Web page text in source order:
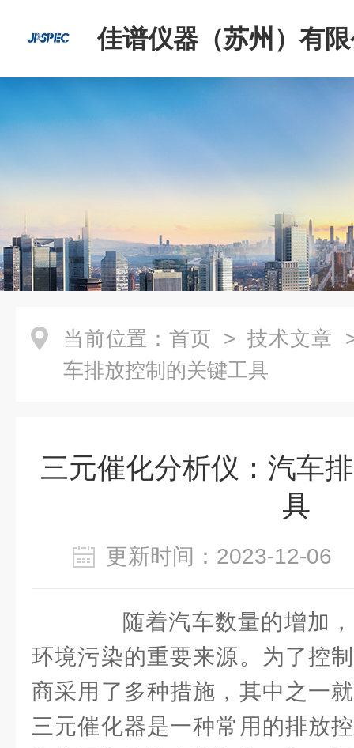
佳谱仪器（苏州）有
当前位置： 首页 > 技术文章
车排放控制的关键工具
三元催化分析仪：汽车
具
更新时间：2023-12-
随着汽车数量的增加，
环境污染的重要来源。为了控
商采用了多种措施，其中之一
三元催化器是一种常用的排放